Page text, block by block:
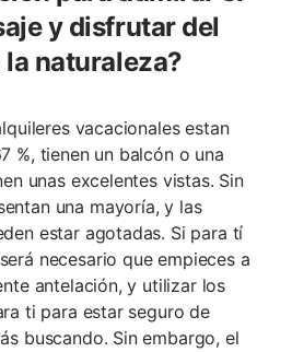
y disfrutar del
naturaleza?
vacacionales estan
%, tienen un balcón o una
unas excelentes vistas. Sin
una mayoría, y las
estar agotadas. Si para tí
necesario que empieces a
antelación, y utilizar los
ti para estar seguro de
buscando. Sin embargo, el